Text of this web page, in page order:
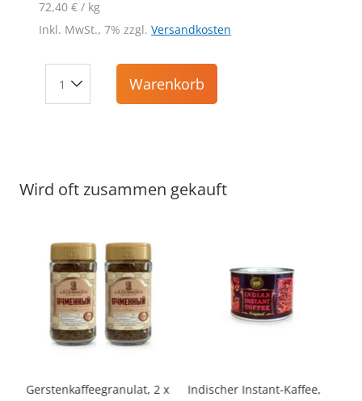
72,40 € / kg
Inkl. MwSt., 7% zzgl. Versandkosten
Warenkorb
Wird oft zusammen gekauft
-10%
Gerstenkaffeegranulat, 2 х
Indischer Instant-Kaffee,